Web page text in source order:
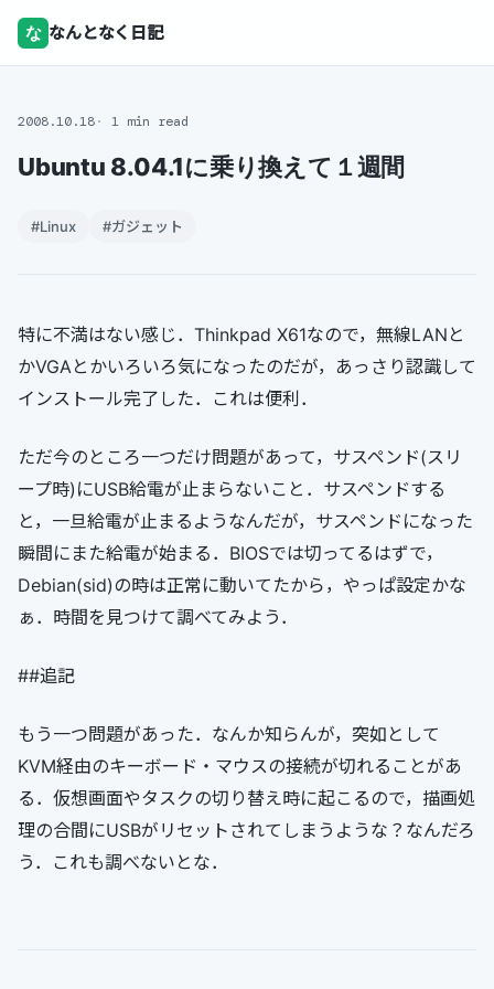
な なんとなく日記
2008.10.18 1 min read
Ubuntu 8.04.1に乗り換えて１週間
#Linux #ガジェット
特に不満はない感じ．Thinkpad X61なので，無線LANと
かVGAとかいろいろ気になったのだが，あっさり認識して
インストール完了した．これは便利．
ただ今のところ一つだけ問題があって，サスペンド(スリ
ープ時)にUSB給電が止まらないこと．サスペンドする
と，一旦給電が止まるようなんだが，サスペンドになった
瞬間にまた給電が始まる．BIOSでは切ってるはずで，
Debian(sid)の時は正常に動いてたから，やっぱ設定かな
ぁ．時間を見つけて調べてみよう．
##追記
もう一つ問題があった．なんか知らんが，突如として
KVM経由のキーボード・マウスの接続が切れることがあ
る．仮想画面やタスクの切り替え時に起こるので，描画処
理の合間にUSBがリセットされてしまうような？なんだろ
う．これも調べないとな．